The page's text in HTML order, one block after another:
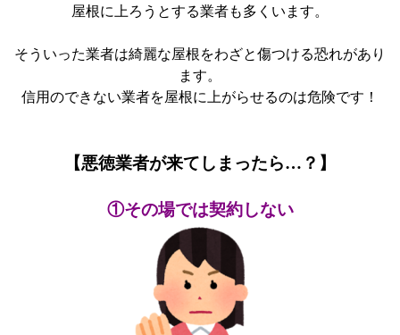
屋根に上ろうとする業者も多くいます。
そういった業者は綺麗な屋根をわざと傷つける恐れがあり
ます。
信用のできない業者を屋根に上がらせるのは危険です！
【悪徳業者が来てしまったら…？】
①その場では契約しない